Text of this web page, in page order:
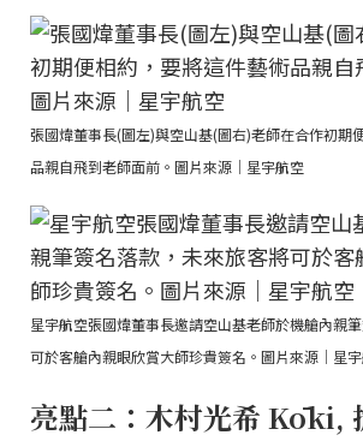
張國煒董事長(圖左)與空山基(圖右)老師在合作初期
品親自飛到老師面前。圖片來源｜星宇航空
星宇航空張國煒董事長邀請空山基老師於機艙內親
可於客艙內親眼欣賞大師珍貴簽名。圖片來源｜星
亮點二：木村光希 Kōki,